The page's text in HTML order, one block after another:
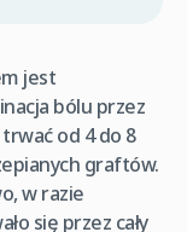
jest
bólu przez
od 4 do 8
graftów.
w razie
się przez cały